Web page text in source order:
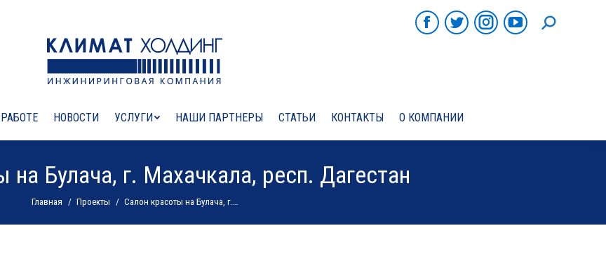
FacebookTwitterInstagramYouTube
ПОИСК
НОВОСТИ УСЛУГИ НАШИ ПАРТНЕРЫ СТАТЬИ КОНТАКТЫ О КОМПАНИИ
на Булача, г. Махачкала, респ. Дагестан
Вы здесь:
Главная Проекты Салон красоты на Булача, г.…